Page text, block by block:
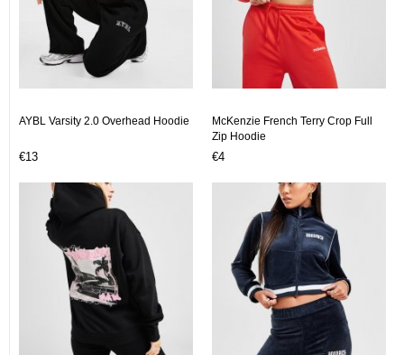
AYBL Varsity 2.0 Overhead Hoodie
€13
McKenzie French Terry Crop Full
Zip Hoodie
€4